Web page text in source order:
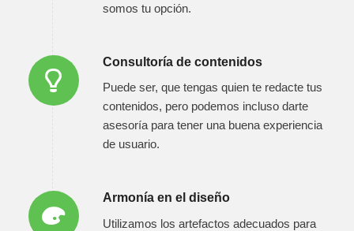
somos tu opción.
Consultoría de contenidos
Puede ser, que tengas quien te redacte tus
contenidos, pero podemos incluso darte
asesoría para tener una buena experiencia
de usuario.
Armonía en el diseño
Utilizamos los artefactos adecuados para